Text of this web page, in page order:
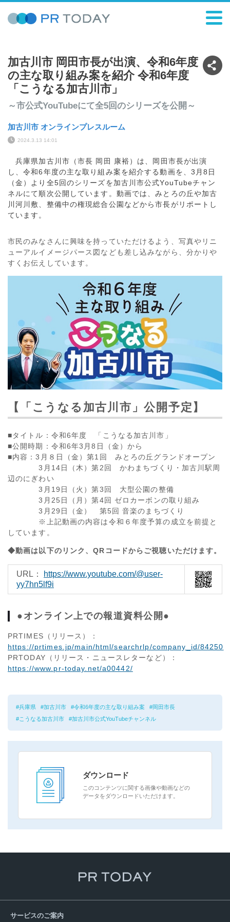
加古川市 岡田市長が出演、令和6年度
の主な取り組み案を紹介 令和6年度
「こうなる加古川市」
～市公式YouTubeにて全5回のシリーズを公開～
加古川市 オンラインプレスルーム
2024.3.13 14:01
兵庫県加古川市（市長 岡田 康裕）は、岡田市長が出演
し、令和6年度の主な取り組み案を紹介する動画を、3月8日
（金）より全5回のシリーズを加古川市公式YouTubeチャン
ネルにて順次公開しています。動画では、みとろの丘や加古
川河川敷、整備中の権現総合公園などから市長がリポートし
ています。
市民のみなさんに興味を持っていただけるよう、写真やリニ
ューアルイメージパース図なども差し込みながら、分かりや
すくお伝えしています。
【「こうなる加古川市」公開予定】
■タイトル：令和6年度 「こうなる加古川市」
■公開時期：令和6年3月8日（金）から
■内容：3月８日（金）第1回 みとろの丘グランドオープン
3月14日（木）第2回 かわまちづくり・加古川駅周
辺のにぎわい
3月19日（火）第3回 大型公園の整備
3月25日（月）第4回 ゼロカーボンの取り組み
3月29日（金） 第5回 音楽のまちづくり
※上記動画の内容は令和６年度予算の成立を前提と
しています。
◆動画は以下のリンク、QRコードからご視聴いただけます。
URL：
https://www.youtube.com/@user-
yy7hn5lf9i
●オンライン上での報道資料公開●
PRTIMES（リリース）：
https://prtimes.jp/main/html/searchrlp/company_id/84250
PRTODAY（リリース・ニュースレターなど）：
https://www.pr-today.net/a00442/
兵庫県 加古川市 令和6年度の主な取り組み案
岡田市長
こうなる加古川市
加古川市公式YouTubeチャンネル
ダウンロード
このコンテンツに関する画像や動画などの
データをダウンロードいただけます。
サービスのご案内